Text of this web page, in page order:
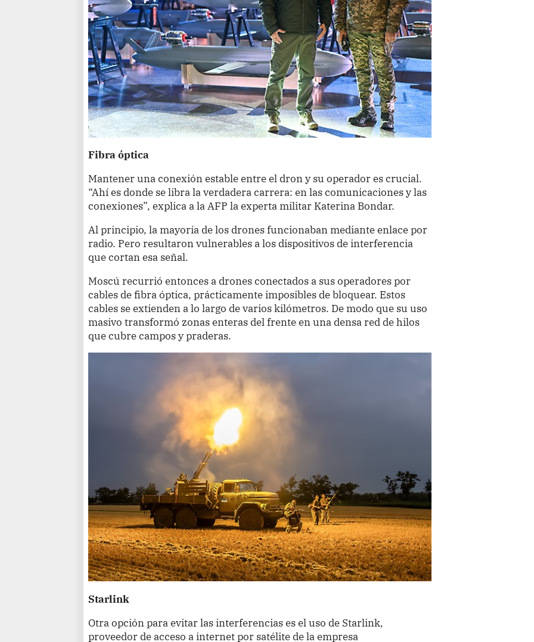
Fibra óptica
Mantener una conexión estable entre el dron y su operador es crucial.
“Ahí es donde se libra la verdadera carrera: en las comunicaciones y las
conexiones”, explica a la AFP la experta militar Katerina Bondar.
Al principio, la mayoría de los drones funcionaban mediante enlace por
radio. Pero resultaron vulnerables a los dispositivos de interferencia
que cortan esa señal.
Moscú recurrió entonces a drones conectados a sus operadores por
cables de fibra óptica, prácticamente imposibles de bloquear. Estos
cables se extienden a lo largo de varios kilómetros. De modo que su uso
masivo transformó zonas enteras del frente en una densa red de hilos
que cubre campos y praderas.
Starlink
Otra opción para evitar las interferencias es el uso de Starlink,
proveedor de acceso a internet por satélite de la empresa